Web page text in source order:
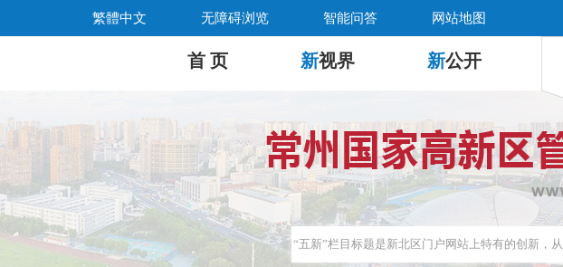
繁體中文 无障碍浏览 智能问答 网站地图
首 页 新视界 新公开